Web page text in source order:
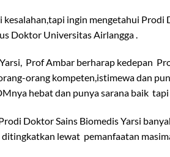
kesalahan,tapi ingin mengetahui
Doktor Universitas Airlangga .
Prof Ambar berharap kedepan
orang kompeten,istimewa dan
hebat dan punya sarana baik
Doktor Sains Biomedis Yarsi
lewat pemanfaatan